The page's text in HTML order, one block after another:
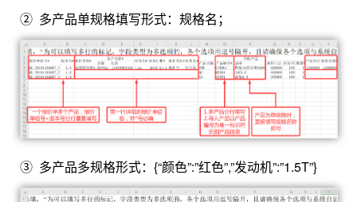
② 多产品单规格填写形式：规格名；
③ 多产品多规格形式：{“颜色”:”红色”,”发动机”:”1.5T”}